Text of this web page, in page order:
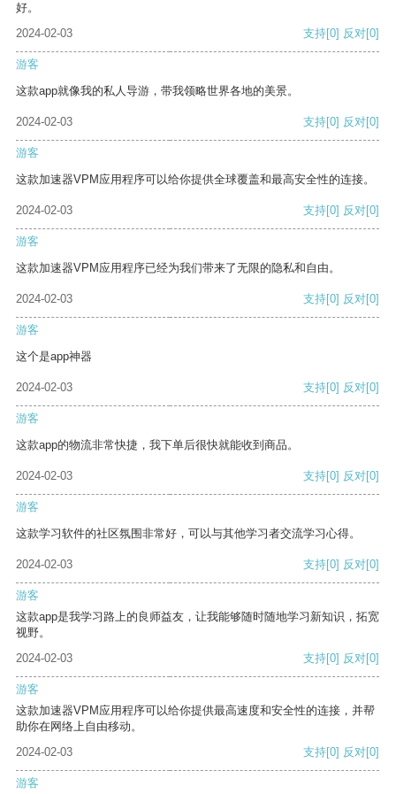
好。
2024-02-03
支持[0] 反对[0]
游客
这款app就像我的私人导游，带我领略世界各地的美景。
2024-02-03 支持[0] 反对[0]
游客
这款加速器VPM应用程序可以给你提供全球覆盖和最高安全性的连接。
2024-02-03 支持[0] 反对[0]
游客
这款加速器VPM应用程序已经为我们带来了无限的隐私和自由。
2024-02-03 支持[0] 反对[0]
游客
这个是app神器
2024-02-03 支持[0] 反对[0]
游客
这款app的物流非常快捷，我下单后很快就能收到商品。
2024-02-03 支持[0] 反对[0]
游客
这款学习软件的社区氛围非常好，可以与其他学习者交流学习心得。
2024-02-03 支持[0] 反对[0]
游客
这款app是我学习路上的良师益友，让我能够随时随地学习新知识，拓宽
视野。
2024-02-03
支持[0] 反对[0]
游客
这款加速器VPM应用程序可以给你提供最高速度和安全性的连接，并帮
助你在网络上自由移动。
2024-02-03
支持[0] 反对[0]
游客